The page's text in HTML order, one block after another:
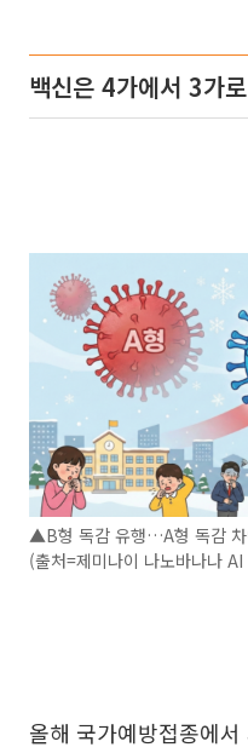
백신은 4가에서 3가
▲B형 독감 유행…A형 독감 차
(출처=제미나이 나노바나나 AI
올해 국가예방접종에